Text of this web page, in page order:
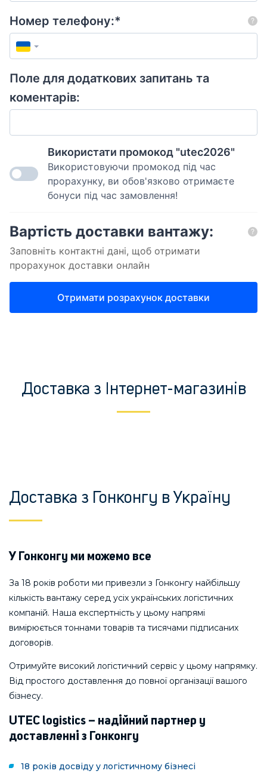
Доставка з Інтернет-магазинів
Доставка з Гонконгу в Україну
У Гонконгу ми можемо все
За 18 років роботи ми привезли з Гонконгу найбільшу
кількість вантажу серед усіх українських логістичних
компаній. Наша експертність у цьому напрямі
вимірюється тоннами товарів та тисячами підписаних
договорів.
Отримуйте високий логістичний сервіс у цьому напрямку.
Від простого доставлення до повної організації вашого
бізнесу.
UTEC logistics – надійний партнер у
доставленні з Гонконгу
18 років досвіду у логістичному бізнесі